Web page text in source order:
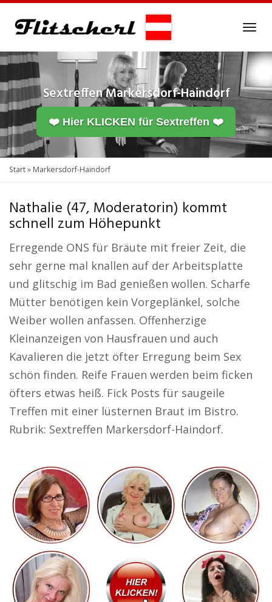
content
SextreffenMarkersdorf-Haindorf
❤️ Hier KLICKEN für Sextreffen ❤️
Start» Markersdorf-Haindorf
Nathalie (47, Moderatorin) kommt
schnell zum Höhepunkt
Erregende ONS für Bräute mit freier Zeit, die
sehr gerne mal knallen auf der Arbeitsplatte
und glitschig im Bad genießen wollen. Scharfe
Mütter benötigen kein Vorgeplänkel, solche
Weiber wollen anfassen. Offenherzige
Kleinanzeigen von Hausfrauen und auch
Kavalieren die jetzt öfter Erregung beim Sex
schön finden. Reife Frauen werden beim ficken
öfters etwas heiß. Fick Posts für saugeile
Treffen mit einer lüsternen Braut im Bistro.
Rubrik: Sextreffen Markersdorf-Haindorf.